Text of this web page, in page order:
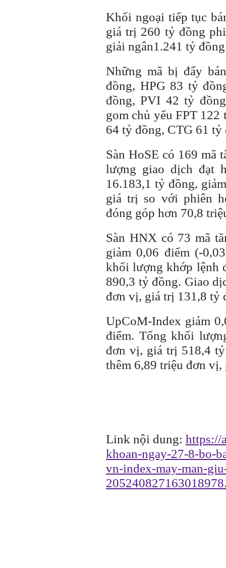
Khối ngoại tiếp tục
giá trị 260 tỷ đồng
giải ngân1.241 tỷ
Những mã bị đẩy
đồng, HPG 83 tỷ
đồng, PVI 42 tỷ
gom chủ yếu FPT
64 tỷ đồng, CTG 61
Sàn HoSE có 169 mã
lượng giao dịch đạt
16.183,1 tỷ đồng,
giá trị so với phiên
đóng góp hơn 70,8
Sàn HNX có 73 mã
giảm 0,06 điểm (-
khối lượng khớp lệnh
890,3 tỷ đồng. Giao
đơn vị, giá trị 131,8 tỷ
UpCoM-Index giảm
điểm. Tổng khối
đơn vị, giá trị 518,4
thêm 6,89 triệu đơn
Link nội dung: https://
khoan-ngay-27-8-bo-
vn-index-may-man-